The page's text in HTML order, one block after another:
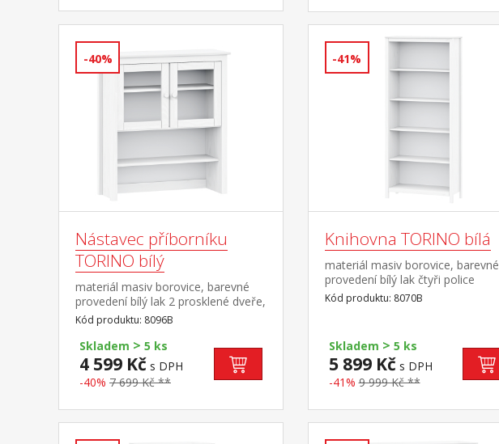
-40%
Nástavec příborníku
TORINO bílý
materiál masiv borovice, barevné
provedení bílý lak 2 prosklené dveře,
1 police nástavec příborníku 8095B
Kód produktu: 8096B
Skladem > 5 ks
4 599 Kč s DPH
-40% 7 699 Kč **
-41%
Knihovna TORINO bílá
materiál masiv borovice, barevné
provedení bílý lak čtyři police
Kód produktu: 8070B
Skladem > 5 ks
5 899 Kč s DPH
-41% 9 999 Kč **